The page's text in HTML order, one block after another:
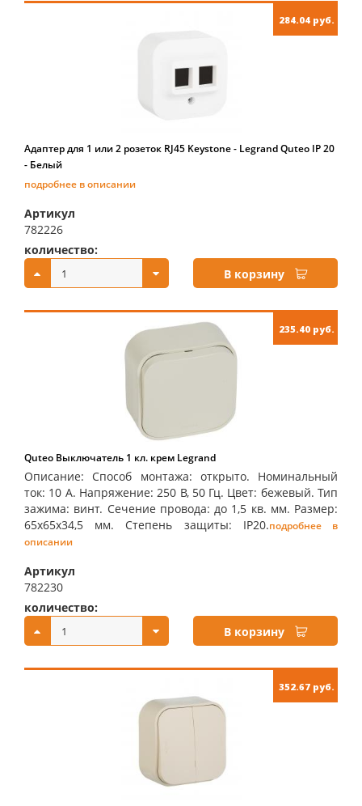
284.04 руб.
Адаптер для 1 или 2 розеток RJ45 Keystone - Legrand Quteo IP 20
- Белый
подробнее в описании
Артикул
782226
количество:
В корзину
235.40 руб.
Quteo Выключатель 1 кл. крем Legrand
Описание: Способ монтажа: открыто. Номинальный
ток: 10 А. Напряжение: 250 В, 50 Гц. Цвет: бежевый. Тип
зажима: винт. Сечение провода: до 1,5 кв. мм. Размер:
65х65х34,5 мм. Степень защиты: IP20.подробнее в
описании
Артикул
782230
количество:
В корзину
352.67 руб.